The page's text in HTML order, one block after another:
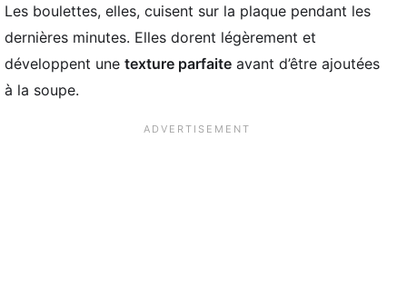
Les boulettes, elles, cuisent sur la plaque pendant les
dernières minutes. Elles dorent légèrement et
développent une texture parfaite avant d’être ajoutées
à la soupe.